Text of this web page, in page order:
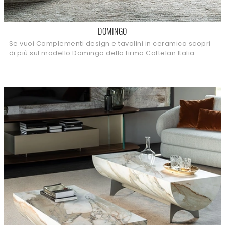
DOMINGO
Se vuoi Complementi design e tavolini in ceramica scopri
di più sul modello Domingo della firma Cattelan Italia.